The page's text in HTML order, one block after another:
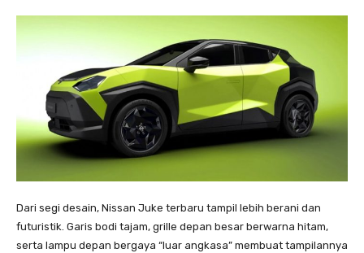
Dari segi desain, Nissan Juke terbaru tampil lebih berani dan
futuristik. Garis bodi tajam, grille depan besar berwarna hitam,
serta lampu depan bergaya “luar angkasa” membuat tampilannya